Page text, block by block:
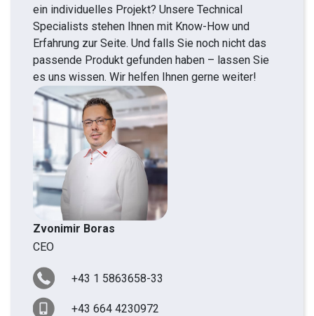
ein individuelles Projekt? Unsere Technical
Specialists stehen Ihnen mit Know-How und
Erfahrung zur Seite. Und falls Sie noch nicht das
passende Produkt gefunden haben – lassen Sie
es uns wissen. Wir helfen Ihnen gerne weiter!
Zvonimir Boras
CEO
+43 1 5863658-33
+43 664 4230972